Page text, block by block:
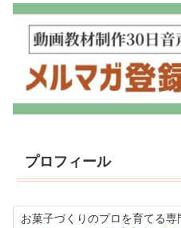
プロフィール
お菓子づくりのプロを育てる専